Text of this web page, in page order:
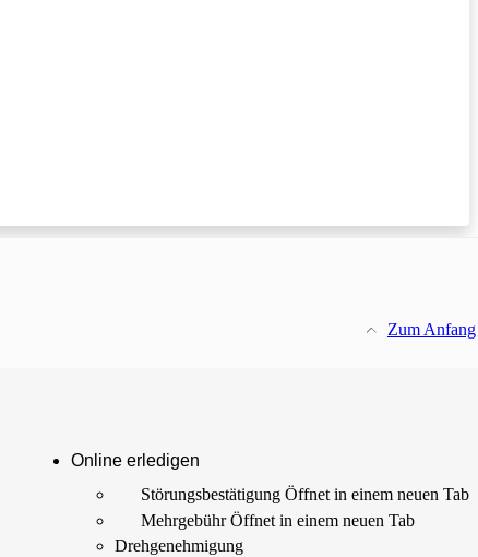
Zum Anfang
Online erledigen
Störungs­bestätigung Öffnet in einem neuen Tab
MehrgebührÖffnet in einem neuen Tab
Drehgenehmigung